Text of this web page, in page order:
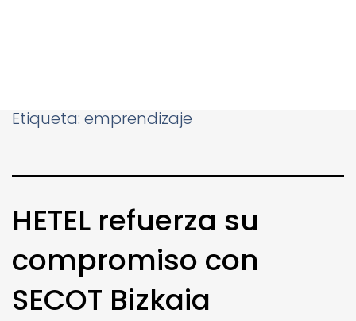
Etiqueta: emprendizaje
HETEL refuerza su
compromiso con
SECOT Bizkaia